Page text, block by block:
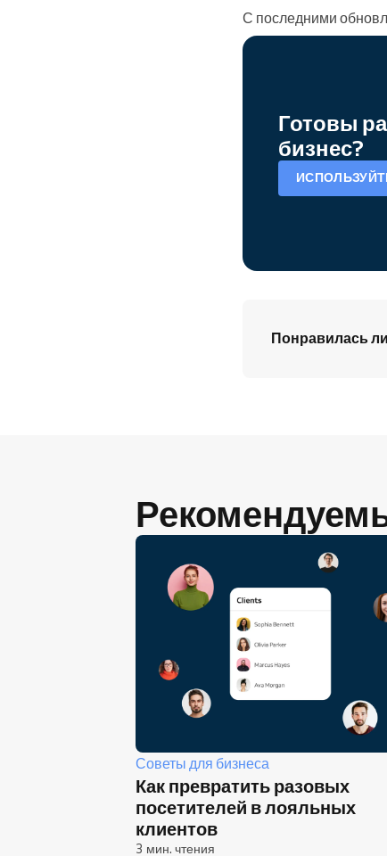
С последними
Готовы
бизнес?
Понравилась
Советы для бизнеса
Как превратить разовых
посетителей в лояльных
клиентов
3 мин. чтения